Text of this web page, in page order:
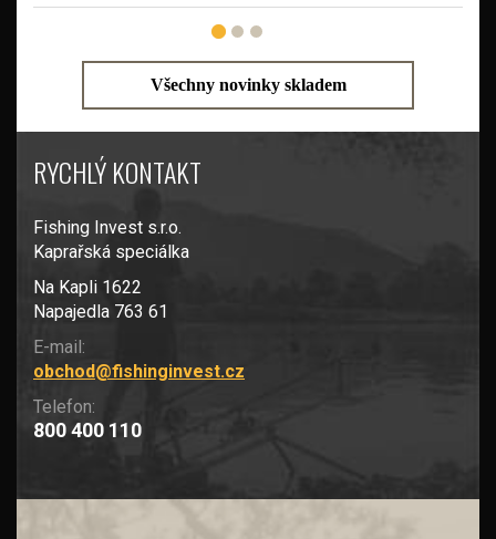
Všechny novinky skladem
RYCHLÝ KONTAKT
Fishing Invest s.r.o.
Kaprařská speciálka
Na Kapli 1622
Napajedla 763 61
E-mail:
obchod@fishinginvest.cz
Telefon:
800 400 110